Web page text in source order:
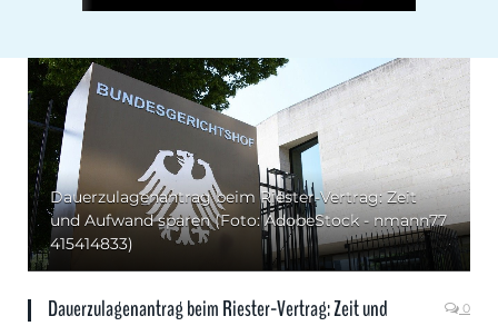
Dauerzulagenantrag beim Riester-Vertrag: Zeit
und Aufwand sparen (Foto: AdobeStock - nmann77
415414833)
Dauerzulagenantrag beim Riester-Vertrag: Zeit und
0